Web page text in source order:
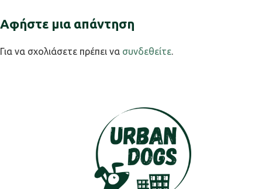
Αφήστε μια απάντηση
Για να σχολιάσετε πρέπει να συνδεθείτε.